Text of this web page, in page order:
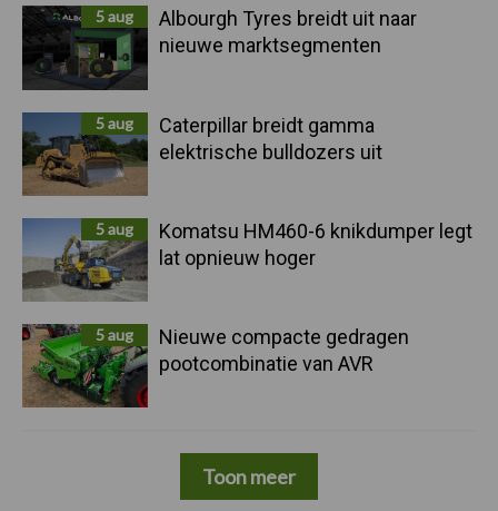
5 aug
Albourgh Tyres breidt uit naar
nieuwe marktsegmenten
5 aug
Caterpillar breidt gamma
elektrische bulldozers uit
5 aug
Komatsu HM460-6 knikdumper legt
lat opnieuw hoger
5 aug
Nieuwe compacte gedragen
pootcombinatie van AVR
Toon meer